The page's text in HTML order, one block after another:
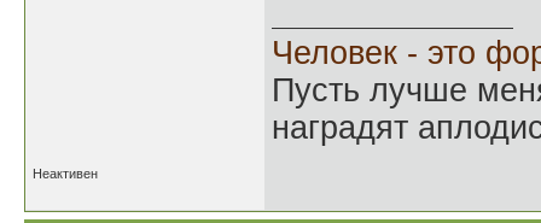
Человек - это
Пусть лучше
наградят
Неактивен